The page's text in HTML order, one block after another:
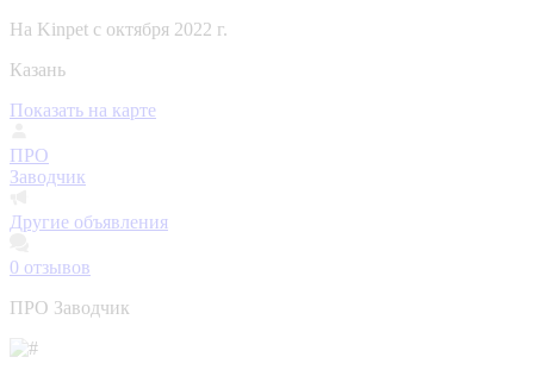
На Kinpet c октября 2022 г.
Казань
Показать на карте
ПРО
Заводчик
Другие объявления
0 отзывов
ПРО Заводчик